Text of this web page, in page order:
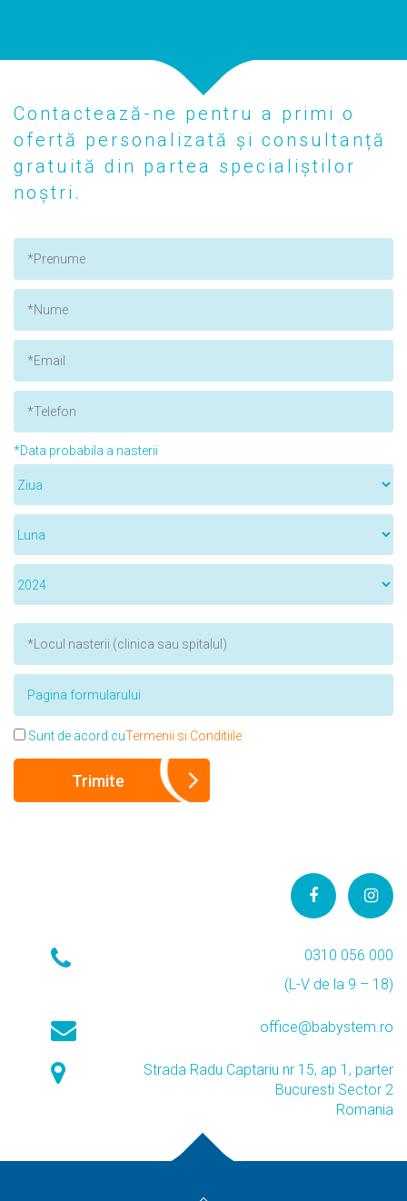
Contactează-ne pentru a primi o
ofertă personalizată și consultanță
gratuită din partea specialiștilor
noștri.
*Data probabila a nasterii
Sunt de acord cuTermenii si Conditiile
0310 056 000
(L-V de la 9 – 18)
office@babystem.ro
Strada Radu Captariu nr 15, ap 1, parter
Bucuresti Sector 2
Romania